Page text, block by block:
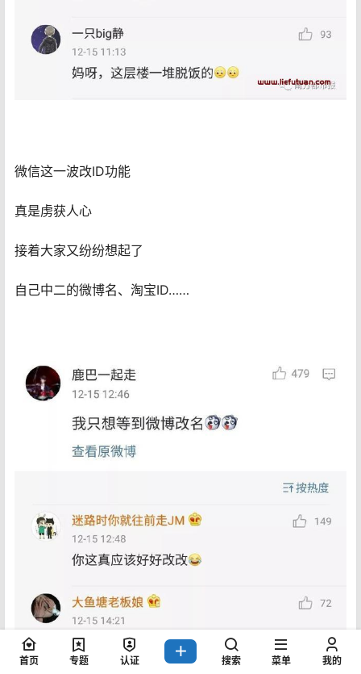
微信这一波改ID功能
真是虏获人心
接着大家又纷纷想起了
自己中二的微博名、淘宝ID……
首页 专题 认证 搜索 菜单 我的